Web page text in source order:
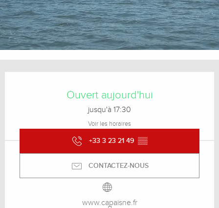
Ouvert aujourd'hui
jusqu'à 17:30
Voir les horaires
+33 3 23 21 49 ▒▒
CONTACTEZ-NOUS
www.capaisne.fr